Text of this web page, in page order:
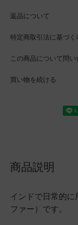
返品について
特定商取引法に基づく
この商品について問い
買い物を続ける
商品説明
インドで日常的
ファー）です。